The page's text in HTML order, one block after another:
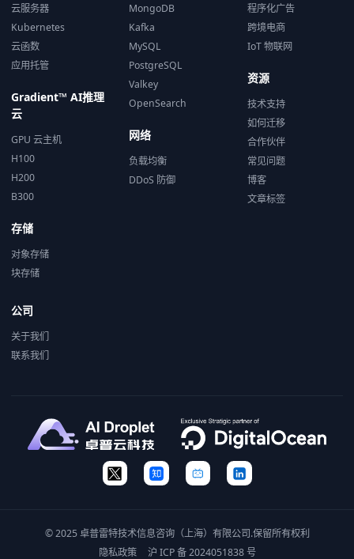
云服务器
Kubernetes
云函数
应用托管
Gradient™ AI推理
云
GPU 云主机
H100
H200
B300
存储
对象存储
块存储
MongoDB
Kafka
MySQL
PostgreSQL
Valkey
OpenSearch
网络
负载均衡
DDoS 防御
程序化广告
跨境电商
IoT 物联网
资源
技术支持
如何迁移
合作伙伴
常见问题
博客
文章标签
公司
关于我们
联系我们
© 2025 卓普雷特技术信息咨询（上海）有限公司.保留所有权利
隐私政策
沪 ICP 备 2024051838 号